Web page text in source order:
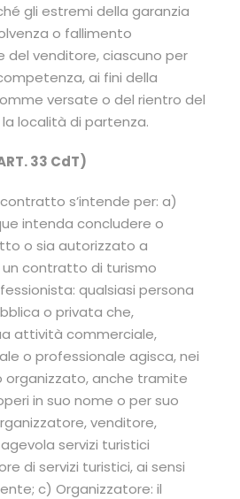
gli estremi della garanzia
o fallimento
del venditore, ciascuno per
ai fini della
versate o del rientro del
località di partenza.
33 CdT)
s’intende per: a)
intenda concludere o
o sia autorizzato a
contratto di turismo
qualsiasi persona
o privata che,
attività commerciale,
o professionale agisca, nei
anche tramite
in suo nome o per suo
venditore,
servizi turistici
di servizi turistici, ai sensi
c) Organizzatore: il